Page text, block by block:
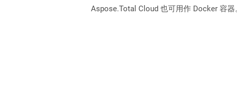
Aspose.Total Cloud 也可用作 Docker 容器